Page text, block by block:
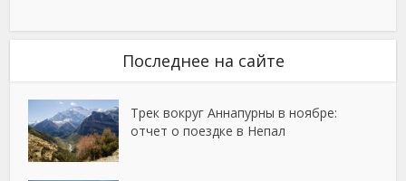
Последнее на сайте
Трек вокруг Аннапурны в ноябре:
отчет о поездке в Непал